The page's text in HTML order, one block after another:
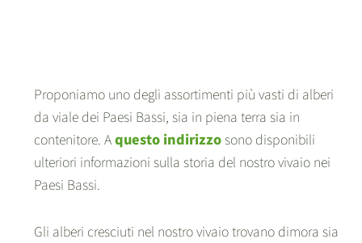
Proponiamo uno degli assortimenti più vasti di alberi
da viale dei Paesi Bassi, sia in piena terra sia in
contenitore. Aquesto indirizzo sono disponibili
ulteriori informazioni sulla storia del nostro vivaio nei
Paesi Bassi.
Gli alberi cresciuti nel nostro vivaio trovano dimora sia